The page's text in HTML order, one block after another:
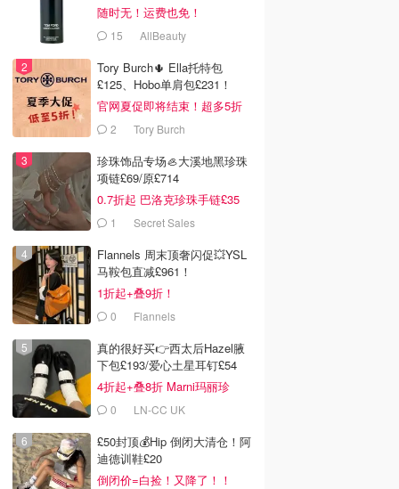
随时无！运费也免！
15 AllBeauty
Tory Burch🌵 Ella托特包
£125、Hobo单肩包£231！
官网夏促即将结束！超多5折
2 Tory Burch
珍珠饰品专场🦪大溪地黑珍珠
项链£69/原£714
0.7折起 巴洛克珍珠手链£35
1 Secret Sales
Flannels 周末顶奢闪促💥YSL
马鞍包直减£961！
1折起+叠9折！
0 Flannels
真的很好买👉西太后Hazel腋
下包£193/爱心土星耳钉£54
4折起+叠8折 Marni玛丽珍
£2120 LN-CC UK
£50封顶💰Hip 倒闭大清仓！阿
迪德训鞋£20
倒闭价=白捡！又降了！！